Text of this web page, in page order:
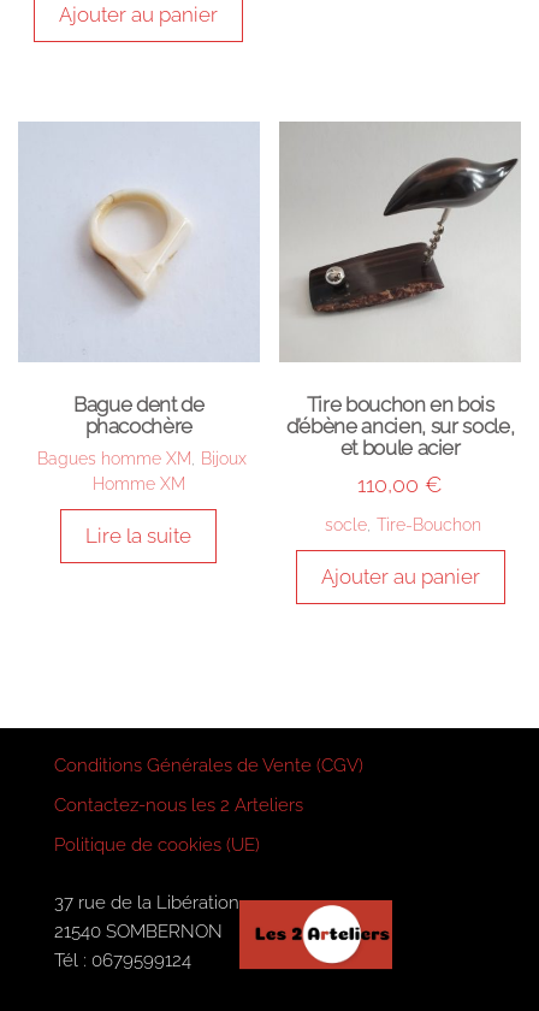
Ajouter au panier
Bague dent de
phacochère
Bagues homme XM, Bijoux
Homme XM
Lire la suite
Tire bouchon en bois
d’ébène ancien, sur socle,
et boule acier
110,00€
socle, Tire-Bouchon
Ajouter au panier
Conditions Générales de Vente (CGV)
Contactez-nous les 2 Arteliers
Politique de cookies (UE)
37 rue de la Libération
21540 SOMBERNON
Tél : 0679599124